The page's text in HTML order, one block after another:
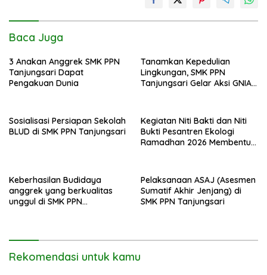
Baca Juga
3 Anakan Anggrek SMK PPN
Tanjungsari Dapat
Pengakuan Dunia
Tanamkan Kepedulian
Lingkungan, SMK PPN
Tanjungsari Gelar Aksi GNIA
Sosialisasi Persiapan Sekolah
BLUD di SMK PPN Tanjungsari
Kegiatan Niti Bakti dan Niti
Bukti Pesantren Ekologi
Ramadhan 2026 Membentuk
SMK PPN Tanjungsari
Keberhasilan Budidaya
anggrek yang berkualitas
unggul di SMK PPN
Pelaksanaan ASAJ (Asesmen
Sumatif Akhir Jenjang) di
SMK PPN Tanjungsari
Rekomendasi untuk kamu